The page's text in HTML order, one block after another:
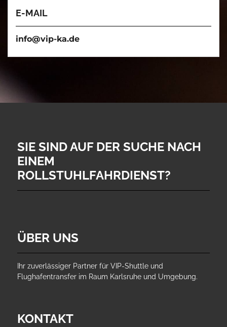
E-MAIL
info@vip-ka.de
SIE SIND AUF DER SUCHE NACH
EINEM
ROLLSTUHLFAHRDIENST?
ÜBER UNS
Ihr zuverlässiger Partner für VIP-Shuttle und
Flughafentransfer im Raum Karlsruhe und Umgebung.
KONTAKT